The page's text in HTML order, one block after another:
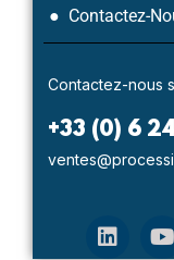
● Contactez-
Contactez-nous
+33 (0) 6